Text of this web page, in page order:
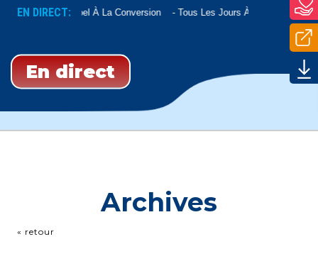
EN DIRECT:Appel À La Conversion Tous Les Jours À 22h20
En direct
Archives
« retour